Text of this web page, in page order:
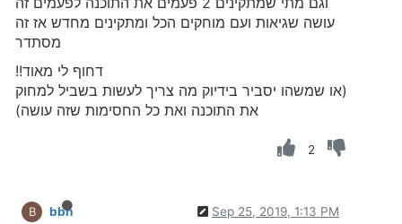
עושה שגיאות ועם מוחקים הכל ומתקינים מחדש אז זה
מסתדר
דחוף לי מאוד!!
(או שמשהו יסביר בידיוק מה צריך לעשות בשביל למחוק
את התוכנה ואת כל החסימות שזה עושה)
2
B bbn Sep 25, 2019, 1:13 PM